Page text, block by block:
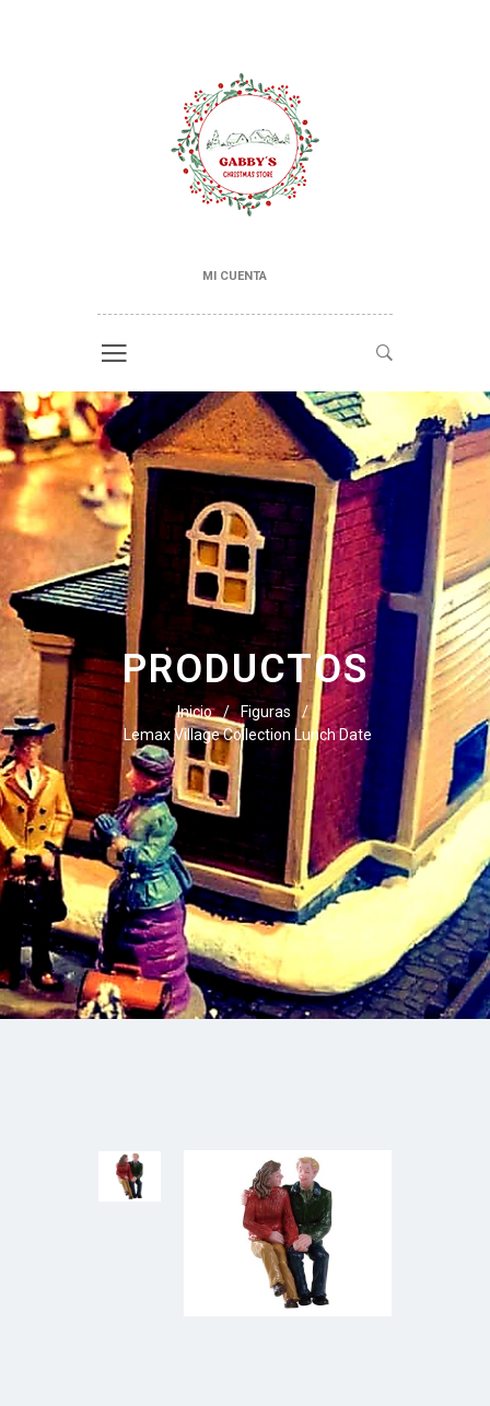
MI CUENTA
PRODUCTOS
Inicio / Figuras
/
Lemax Village Collection Lunch Date